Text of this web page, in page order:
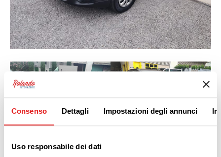
Consenso Dettagli Impostazioni degli annunci
Uso responsabile dei dati